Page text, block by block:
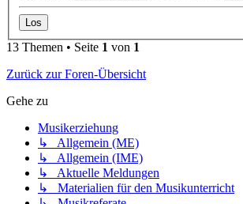
13 Themen • Seite 1 von 1
Zurück zur Foren-Übersicht
Gehe zu
Musikerziehung
↳ Allgemein (ME)
↳ Allgemein (IME)
↳ Aktuelle Meldungen
↳ Materialien für den Musikunterricht